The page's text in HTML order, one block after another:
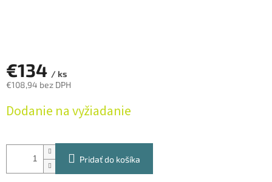
€134 / ks
€108,94 bez DPH
cena:
Dodanie na vyžiadanie
Pridať do košíka